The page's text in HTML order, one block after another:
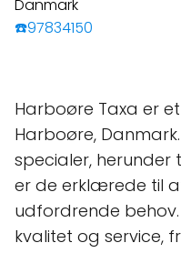
☎️97834150
Harboøre Taxa er
Harboøre,
specialer, herunder
er de erklærede til
udfordrende
kvalitet og service,